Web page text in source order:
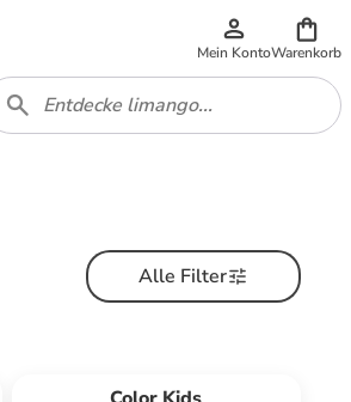
Mein KontoWarenkorb
Alle Filter